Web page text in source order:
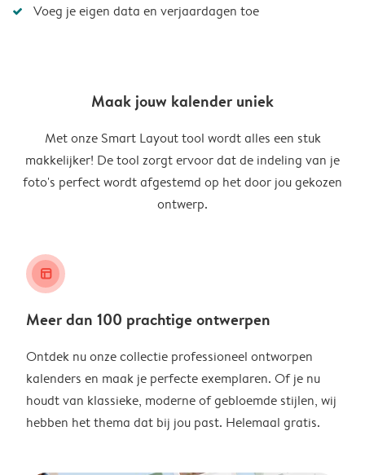
Voeg je eigen data en verjaardagen toe
Maak jouw kalender uniek
Met onze Smart Layout tool wordt alles een stuk
makkelijker! De tool zorgt ervoor dat de indeling van je
foto's perfect wordt afgestemd op het door jou gekozen
ontwerp.
layout_alt
Meer dan 100 prachtige ontwerpen
Ontdek nu onze collectie professioneel ontworpen
kalenders en maak je perfecte exemplaren. Of je nu
houdt van klassieke, moderne of gebloemde stijlen, wij
hebben het thema dat bij jou past. Helemaal gratis.